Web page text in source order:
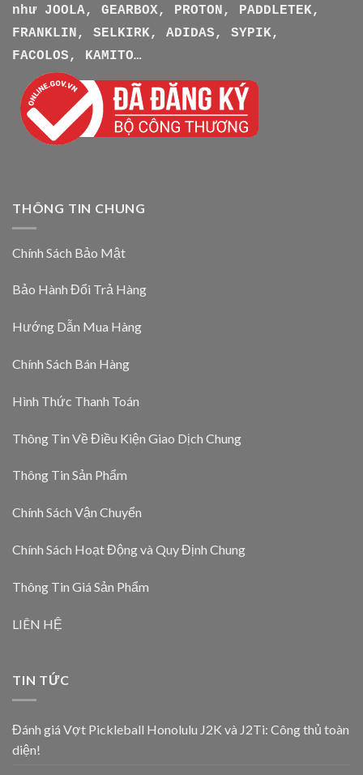
như
JOOLA, GEARBOX, PROTON, PADDLETEK,
FRANKLIN, SELKIRK, ADIDAS, SYPIK,
FACOLOS, KAMITO…
THÔNG TIN CHUNG
Chính Sách Bảo Mật
Bảo Hành Đổi Trả Hàng
Hướng Dẫn Mua Hàng
Chính Sách Bán Hàng
Hình Thức Thanh Toán
Thông Tin Về Điều Kiện Giao Dịch Chung
Thông Tin Sản Phẩm
Chính Sách Vận Chuyển
Chính Sách Hoạt Động và Quy Định Chung
Thông Tin Giá Sản Phẩm
LIÊN HỆ
TIN TỨC
Đánh giá Vợt Pickleball Honolulu J2K và J2Ti: Công thủ toàn
diện!